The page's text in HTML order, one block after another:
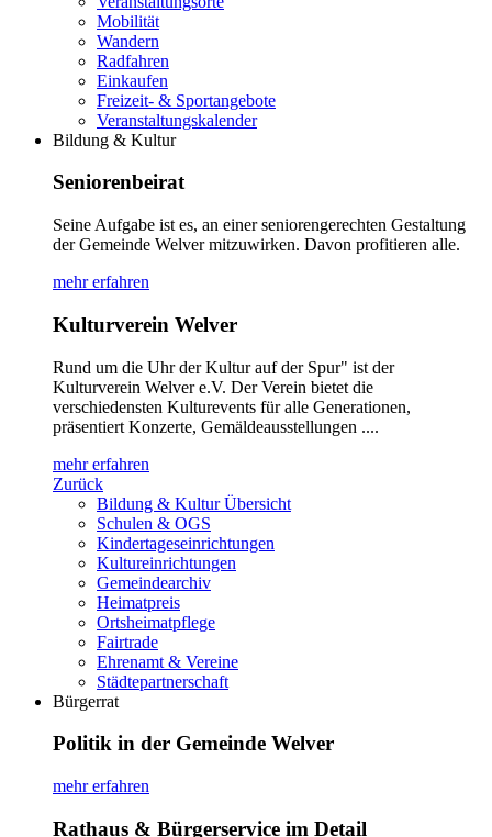
Mobilität
Wandern
Radfahren
Einkaufen
Freizeit- & Sportangebote
Veranstaltungskalender
Bildung & Kultur
Seniorenbeirat
Seine Aufgabe ist es, an einer seniorengerechten Gestaltung
der Gemeinde Welver mitzuwirken. Davon profitieren alle.
mehr erfahren
Kulturverein Welver
Rund um die Uhr der Kultur auf der Spur" ist der
Kulturverein Welver e.V. Der Verein bietet die
verschiedensten Kulturevents für alle Generationen,
präsentiert Konzerte, Gemäldeausstellungen ....
mehr erfahren
Zurück
Bildung & Kultur Übersicht
Schulen & OGS
Kindertageseinrichtungen
Kultureinrichtungen
Gemeindearchiv
Heimatpreis
Ortsheimatpflege
Fairtrade
Ehrenamt & Vereine
Städtepartnerschaft
Bürgerrat
Politik in der Gemeinde Welver
mehr erfahren
Rathaus & Bürgerservice im Detail